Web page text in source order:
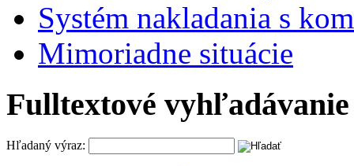
Systém nakladania s
Mimoriadne situácie
Fulltextové vyhľadávanie
Hľadaný výraz: